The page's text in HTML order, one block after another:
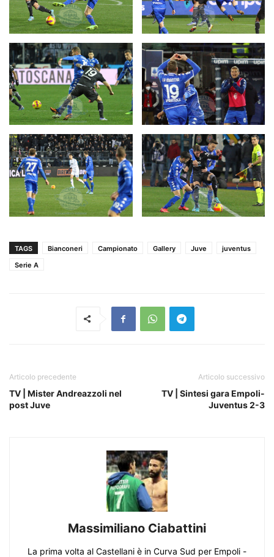
TAGS Bianconeri Campionato Gallery Juve
juventus
Serie A
Articolo precedente
TV | Mister Andreazzoli nel
post Juve
Articolo successivo
TV | Sintesi gara Empoli-
Juventus 2-3
Massimiliano Ciabattini
La prima volta al Castellani è in Curva Sud per Empoli -